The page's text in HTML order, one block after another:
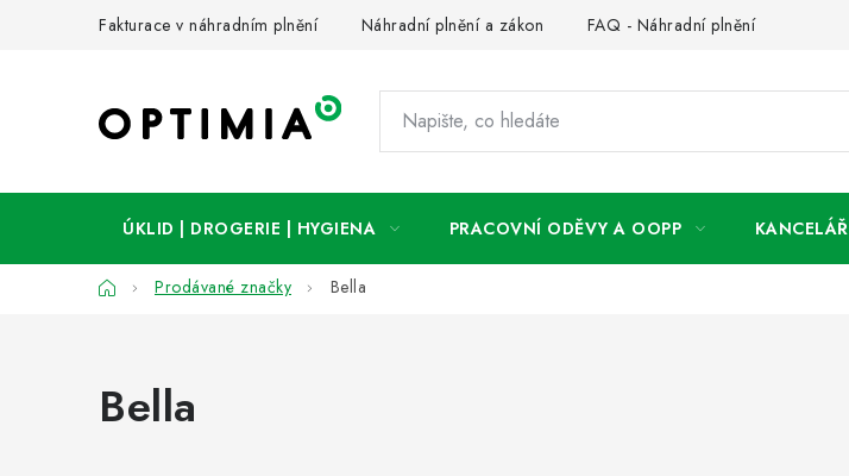
Fakturace v náhradním plnění Náhradní plnění a zákon FAQ - Náhradní plnění
ÚKLID | DROGERIE | HYGIENA PRACOVNÍ ODĚVY A OOPP KANCELÁŘ
DomůProdávané značky Bella
Bella